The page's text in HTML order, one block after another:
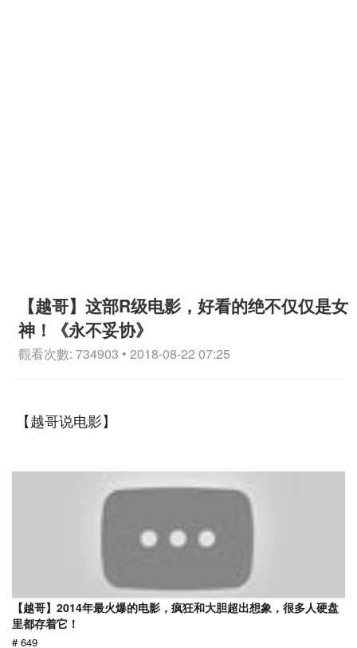
【越哥】这部R级电影，好看的绝不仅仅是女
神！《永不妥协》
觀看次數: 734903 • 2018-08-22 07:25
【越哥说电影】
【越哥】2014年最火爆的电影，疯狂和大胆超出想象，很多人硬盘
里都存着它！
# 649